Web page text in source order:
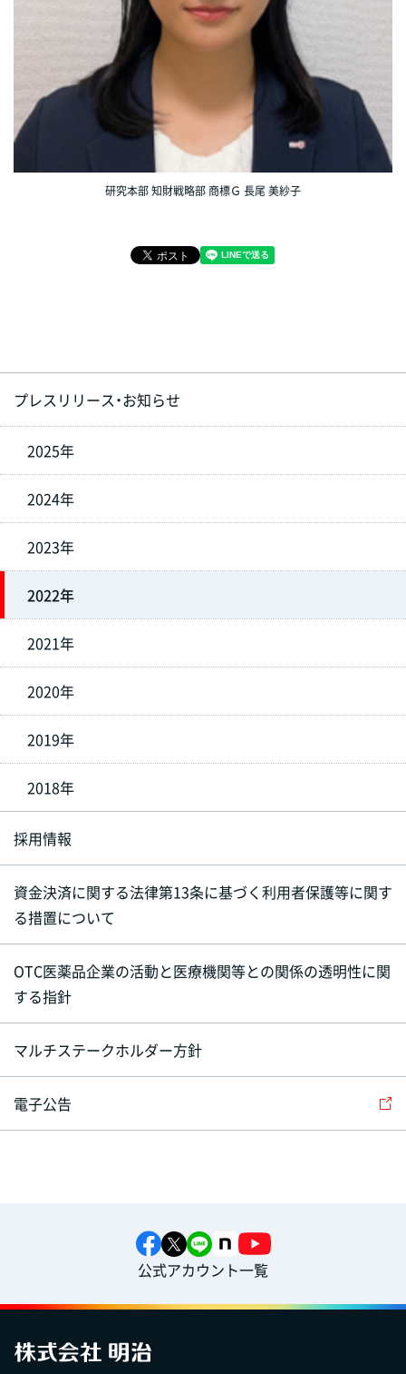
研究本部 知財戦略部 商標Ｇ 長尾 美紗子
プレスリリース・お知らせ
2025年
2024年
2023年
2022年
2021年
2020年
2019年
2018年
採用情報
資金決済に関する法律第13条に基づく利用者保護等に関す
る措置について
OTC医薬品企業の活動と医療機関等との関係の透明性に関
する指針
マルチステークホルダー方針
電子公告
公式アカウント一覧